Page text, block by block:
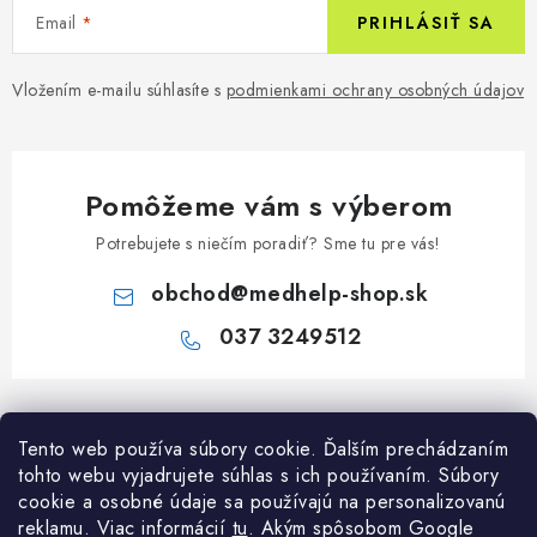
Tento web používa súbory cookie. Ďalším prechádzaním
tohto webu vyjadrujete súhlas s ich používaním. Súbory
cookie a osobné údaje sa používajú na personalizovanú
reklamu. Viac informácií tu. Akým spôsobom Google
Email
Vložením e-mailu súhlasíte s podmienkami ochrany osobných údajov
PRIHLÁSIŤ SA
Pomôžeme vám s výberom
Potrebujete s niečím poradiť? Sme tu pre vás!
obchod@medhelp-shop.sk
037 3249512
Z
á
Informácie pre vás
O firme
Všetko o nákupe